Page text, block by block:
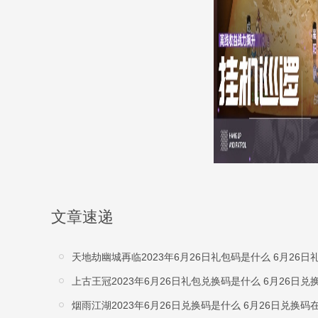
文章速递
天地劫幽城再临2023年6月26日礼包码是什么 6月26日
上古王冠2023年6月26日礼包兑换码是什么 6月26日兑
烟雨江湖2023年6月26日兑换码是什么 6月26日兑换码